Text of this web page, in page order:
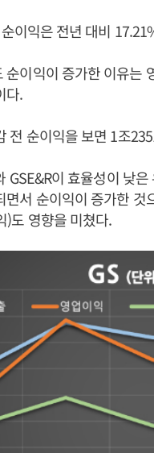
이익은 전년 대비
순이익이 증가한 이유는
다.
전 순이익을 보면 1조
GSE&R이 효율성이 낮
서 순이익이 증가한
)도 영향을 미쳤다.